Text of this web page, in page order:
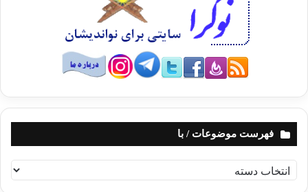
فهرست موضوعات / با
ه